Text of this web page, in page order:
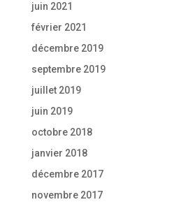
juin 2021
février 2021
décembre 2019
septembre 2019
juillet 2019
juin 2019
octobre 2018
janvier 2018
décembre 2017
novembre 2017